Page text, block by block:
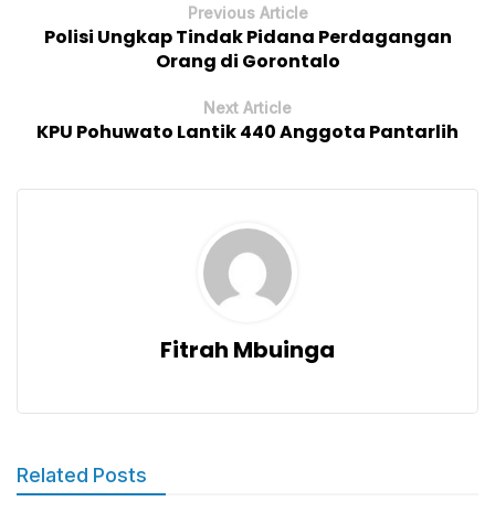
Previous Article
Polisi Ungkap Tindak Pidana Perdagangan
Orang di Gorontalo
Next Article
KPU Pohuwato Lantik 440 Anggota Pantarlih
Fitrah Mbuinga
Related Posts